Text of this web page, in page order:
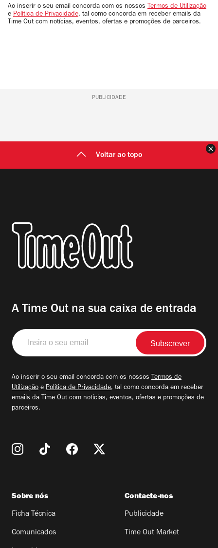
email
Ao inserir o seu email concorda com os nossos Termos de Utilização
e Política de Privacidade, tal como concorda em receber emails da
Time Out com notícias, eventos, ofertas e promoções de parceiros.
PUBLICIDADE
Voltar ao topo
A Time Out na sua caixa de entrada
Insira
o
seu
Ao inserir o seu email concorda com os nossos Termos de
Utilização e Política de Privacidade, tal como concorda em receber
emails da Time Out com notícias, eventos, ofertas e promoções de
parceiros.
Sobre nós
Ficha Técnica
Comunicados
Contacte-nos
Publicidade
Time Out Market